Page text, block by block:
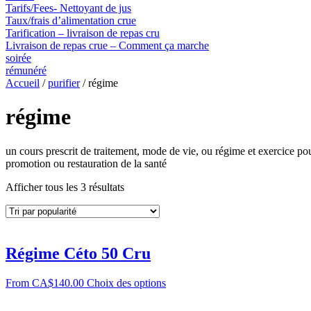
Tarifs/Fees- Nettoyant de jus
Taux/frais d’alimentation crue
Tarification – livraison de repas cru
Livraison de repas crue – Comment ça marche
soirée
rémunéré
Accueil /purifier/ régime
régime
un cours prescrit de traitement, mode de vie, ou régime et exercice
promotion ou restauration de la santé
Afficher tous les 3 résultats
Régime Céto 50 Cru
From CA$140.00 Choix des options